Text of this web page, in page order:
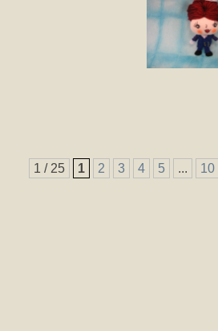
1 / 25 1 2 3 4 5 ... 10